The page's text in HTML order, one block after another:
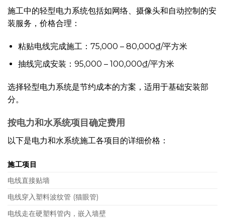
施工中的轻型电力系统包括如网络、摄像头和自动控制的安
装服务，价格合理：
粘贴电线完成施工：75,000 – 80,000₫/平方米
抽线完成安装：95,000 – 100,000₫/平方米
选择轻型电力系统是节约成本的方案，适用于基础安装部
分。
按电力和水系统项目确定费用
以下是电力和水系统施工各项目的详细价格：
施工项目
电线直接贴墙
电线穿入塑料波纹管 (猫眼管)
电线走在硬塑料管内，嵌入墙壁